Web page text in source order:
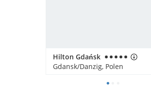
Hilton Gdańsk
Gdansk/Danzig, Polen